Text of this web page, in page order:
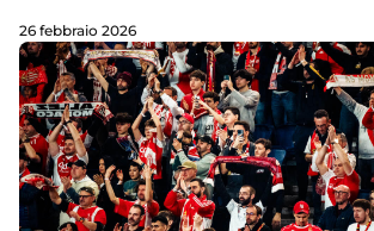
26 febbraio 2026